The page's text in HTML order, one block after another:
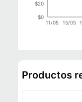
11/05 15/05
$0
$20
Productos